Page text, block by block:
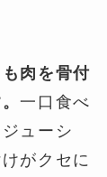
肉を骨付
一口食べ
ューシ
がクセに